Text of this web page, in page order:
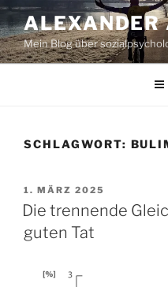
Zum
Inhalt
springen
ALEXANDER
Mein Blog über
SCHLAGWORT:
VERÖFFENTLICHT
AM
1. MÄRZ 2025
Die trennende
guten Tat